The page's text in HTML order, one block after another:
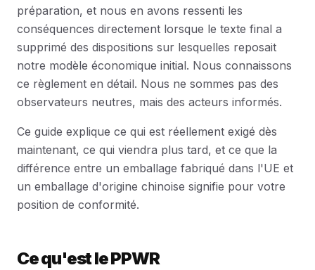
préparation, et nous en avons ressenti les
conséquences directement lorsque le texte final a
supprimé des dispositions sur lesquelles reposait
notre modèle économique initial. Nous connaissons
ce règlement en détail. Nous ne sommes pas des
observateurs neutres, mais des acteurs informés.
Ce guide explique ce qui est réellement exigé dès
maintenant, ce qui viendra plus tard, et ce que la
différence entre un emballage fabriqué dans l'UE et
un emballage d'origine chinoise signifie pour votre
position de conformité.
Ce qu'est le PPWR